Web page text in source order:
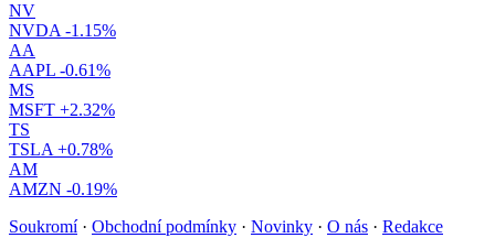
NV
NVDA -1.15%
AA
AAPL -0.61%
MS
MSFT +2.32%
TS
TSLA +0.78%
AM
AMZN -0.19%
Soukromí · Obchodní podmínky · Novinky · O nás · Redakce